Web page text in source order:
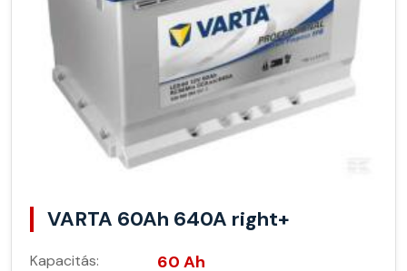
VARTA 60Ah 640A right+
Kapacitás: 60 Ah